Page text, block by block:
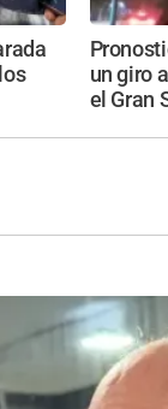
un giro
el Gran